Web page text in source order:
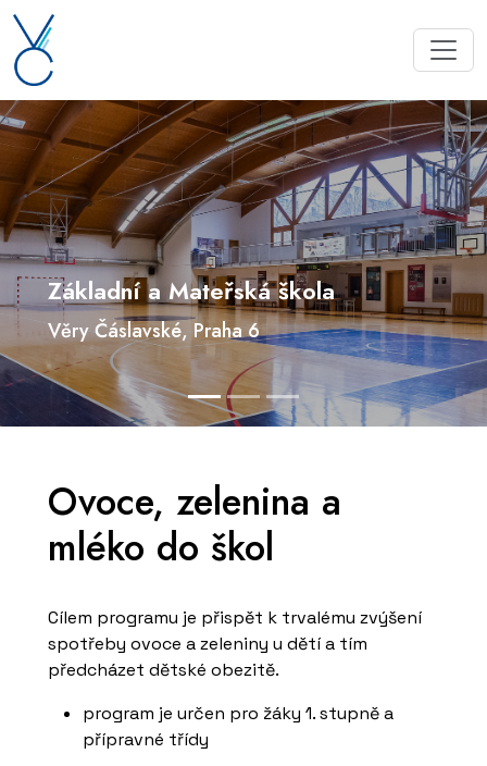
Základní a Mateřská škola
Věry Čáslavské, Praha 6
Ovoce, zelenina a
mléko do škol
Cílem programu je přispět k trvalému zvýšení
spotřeby ovoce a zeleniny u dětí a tím
předcházet dětské obezitě.
program je určen pro žáky 1. stupně a
přípravné třídy